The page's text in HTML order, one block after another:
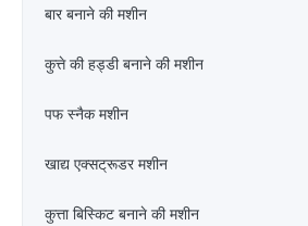
बार बनाने की मशीन
कुत्ते की हड्डी बनाने की मशीन
पफ स्नैक मशीन
खाद्य एक्सट्रूडर मशीन
कुत्ता बिस्किट बनाने की मशीन